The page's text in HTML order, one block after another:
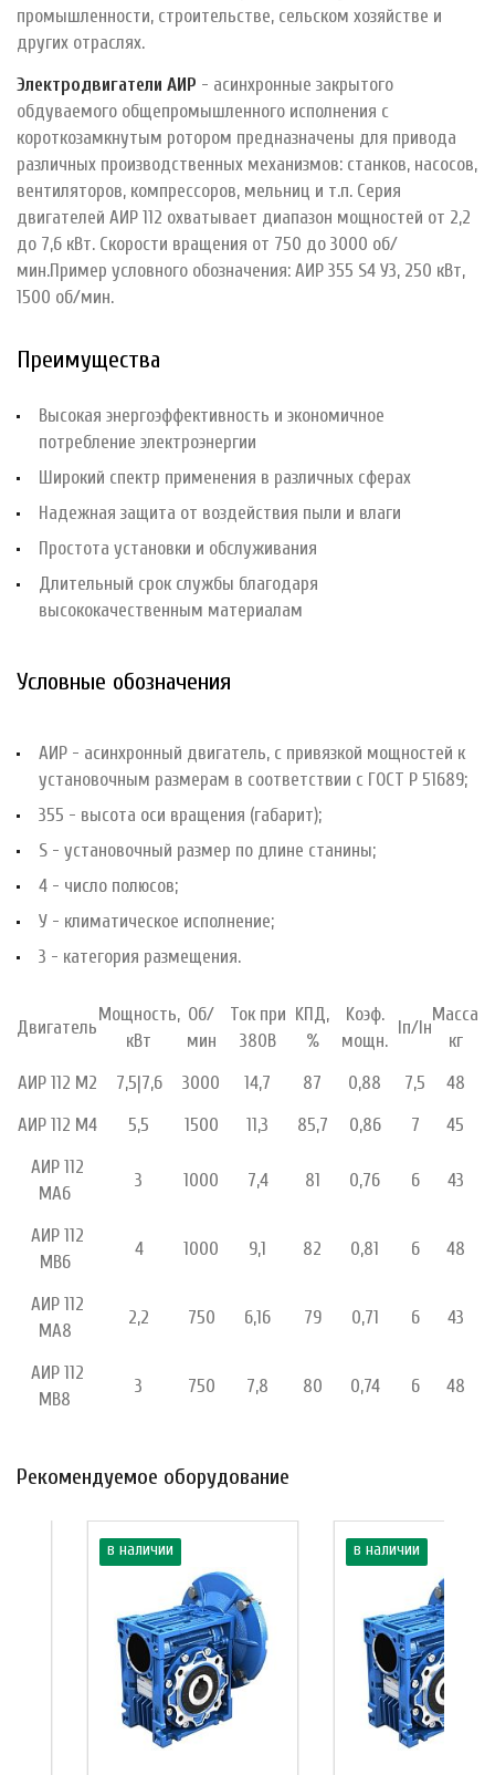
промышленности, строительстве, сельском хозяйстве и
других отраслях.
Электродвигатели АИР - асинхронные закрытого
обдуваемого общепромышленного исполнения с
короткозамкнутым ротором прeдназначены для привода
рaзличных производственных механизмов: станков, насосов,
вентиляторов, компрессоров, мельниц и т.п. Серия
двигателей АИР 112 охватывает диапазон мощностей от 2,2
до 7,6 кВт. Скорости вращения от 750 до 3000 об/
мин.Пример условного обозначения: АИР 355 S4 У3, 250 кВт,
1500 об/мин.
Преимущества
Высокая энергоэффективность и экономичное
потребление электроэнергии
Широкий спектр применения в различных сферах
Надежная защита от воздействия пыли и влаги
Простота установки и обслуживания
Длительный срок службы благодаря
высококачественным материалам
Условные обозначения
АИР - асинхронный двигатель, с привязкой мощностей к
установочным размерам в соответствии с ГОСТ Р 51689;
355 - высота оси вращения (габарит);
S - установочный размер по длине станины;
4 - число полюсов;
У - климатическое исполнение;
3 - категория размещения.
Двигатель
Мощность,
кВт
Об/
мин
Ток при
380В
KПД,
%
Kоэф.
мощн.
Iп/Iн
Масса
кг
АИР 112 М2
7,5|7,6 3000 14,7 87 0,88 7,5
48
АИР 112 М4
5,5 1500 11,3 85,7 0,86 7
45
АИР 112
МА6
3 1000 7,4 81 0,76 6 43
АИР 112
МВ6
4 1000 9,1 82 0,81 6 48
АИР 112
МА8
2,2 750 6,16 79 0,71 6 43
АИР 112
МВ8
3 750 7,8 80 0,74 6 48
Рекомендуемое оборудование
в наличии в наличии